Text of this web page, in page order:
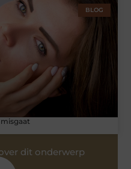
BLOG
dit onderwerp